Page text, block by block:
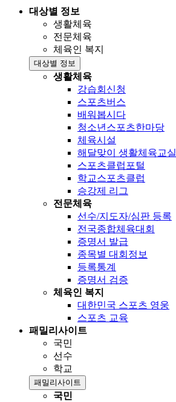
대상별 정보
생활체육
전문체육
체육인 복지
대상별 정보
생활체육
강습회신청
스포츠버스
배워봅시다
청소년스포츠한마당
체육시설
해달맞이 생활체육교실
스포츠클럽포털
학교스포츠클럽
승강제 리그
전문체육
선수/지도자/심판 등록
전국종합체육대회
증명서 발급
종목별 대회정보
등록통계
증명서 검증
체육인 복지
대한민국 스포츠 영웅
스포츠 교육
패밀리사이트
국민
선수
학교
패밀리사이트
국민